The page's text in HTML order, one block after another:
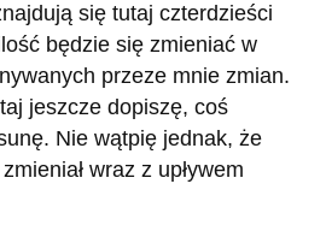
się tutaj czterdzieści
będzie się zmieniać w
przeze mnie zmian.
jeszcze dopiszę, coś
Nie wątpię jednak, że
wraz z upływem